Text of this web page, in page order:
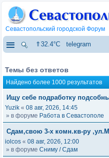
Севастопольский городской Форум
⇑32.4°C telegram
Темы без ответов
Найдено более 1000 результатов
Ищу себе подработку
Yuzik « 08 авг, 2026, 14:45
» в форуме Работа в Севастополе
Сдам,свою 3-х комн.кв-ру
iolcos « 08 авг, 2026, 12:00
» в форуме Сниму / Сдам